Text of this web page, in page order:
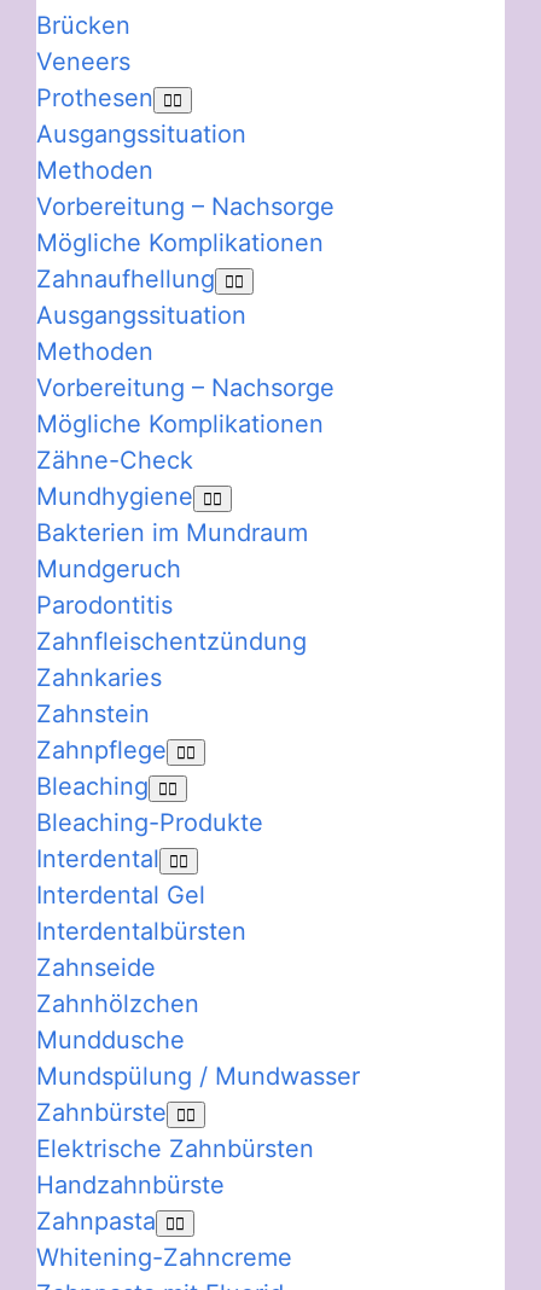
Brücken
Veneers
Prothesen
Ausgangssituation
Methoden
Vorbereitung – Nachsorge
Mögliche Komplikationen
Zahnaufhellung
Ausgangssituation
Methoden
Vorbereitung – Nachsorge
Mögliche Komplikationen
Zähne-Check
Mundhygiene
Bakterien im Mundraum
Mundgeruch
Parodontitis
Zahnfleischentzündung
Zahnkaries
Zahnstein
Zahnpflege
Bleaching
Bleaching-Produkte
Interdental
Interdental Gel
Interdentalbürsten
Zahnseide
Zahnhölzchen
Munddusche
Mundspülung / Mundwasser
Zahnbürste
Elektrische Zahnbürsten
Handzahnbürste
Zahnpasta
Whitening-Zahncreme